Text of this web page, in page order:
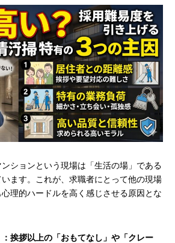
ションという現場は「生活の場」である
ます。これが、求職者にとって他の現場
心理的ハードルを高く感じさせる原因とな
挨拶以上の「おもてなし」や「クレー